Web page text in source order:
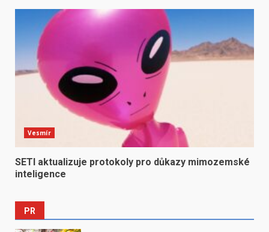
Vesmír
SETI aktualizuje protokoly pro důkazy mimozemské
inteligence
PR